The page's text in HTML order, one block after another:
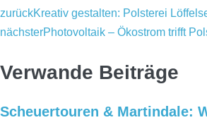
zurückKreativ gestalten: Polsterei
nächsterPhotovoltaik – Ökostrom trifft
Verwande Beiträge
Scheuertouren & Martindale: